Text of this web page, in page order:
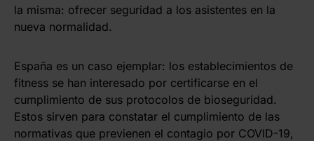
la misma: ofrecer seguridad a los asistentes en la
nueva normalidad.
España es un caso ejemplar: los establecimientos de
fitness se han interesado por certificarse en el
cumplimiento de sus protocolos de bioseguridad.
Estos sirven para constatar el cumplimiento de las
normativas que previenen el contagio por COVID-19,